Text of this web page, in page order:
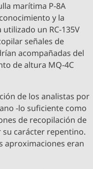
marítima P-8A
y la
un RC-135V
señales de
acompañadas del
de altura MQ-4C
de los analistas por
-lo suficiente como
de recopilación de
carácter repentino.
aproximaciones eran